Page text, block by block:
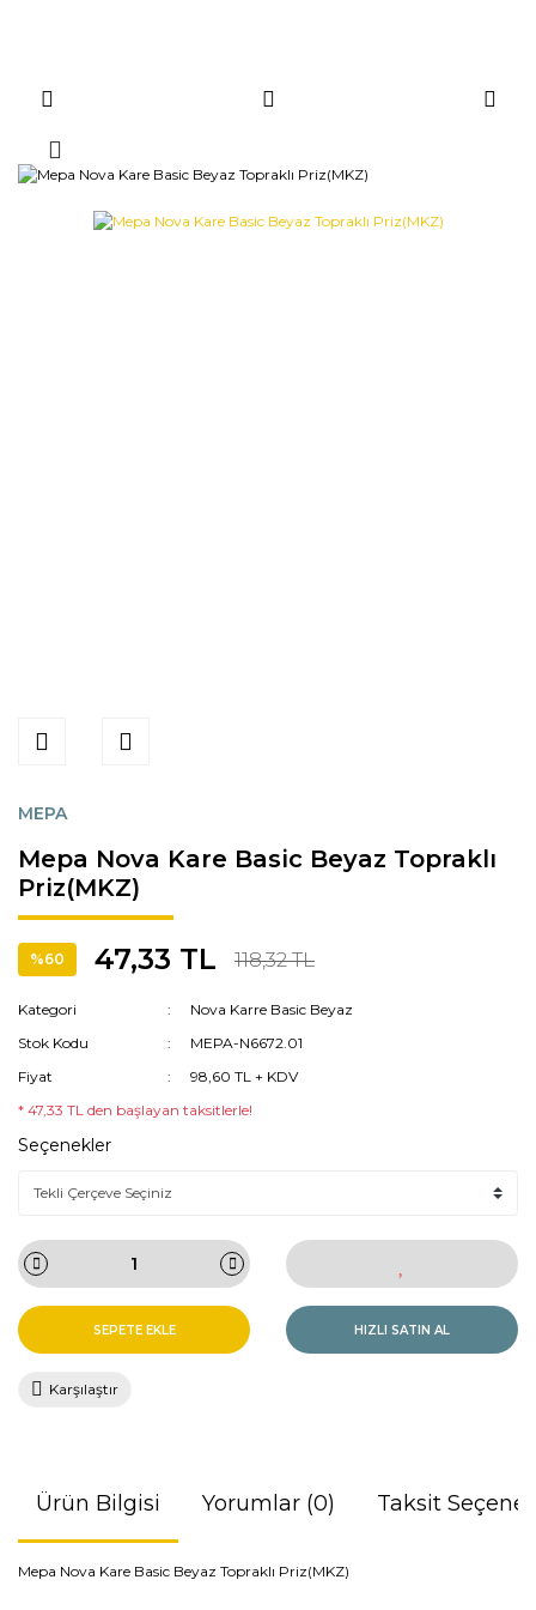
MEPA
Mepa Nova Kare Basic Beyaz Topraklı
Priz(MKZ)
%60 47,33 TL 118,32 TL
Kategori
Nova Karre Basic Beyaz
Stok Kodu
MEPA-N6672.01
Fiyat
98,60 TL + KDV
* 47,33 TL den başlayan taksitlerle!
Seçenekler
SEPETE EKLE HIZLI SATIN AL
Karşılaştır
Ürün Bilgisi Yorumlar (0) Taksit
Mepa Nova Kare Basic Beyaz Topraklı Priz(MKZ)